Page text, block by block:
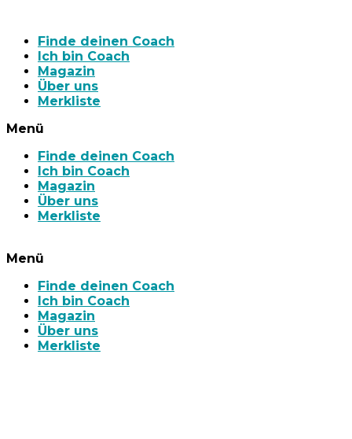
Finde deinen Coach
Ich bin Coach
Magazin
Über uns
Merkliste
Menü
Finde deinen Coach
Ich bin Coach
Magazin
Über uns
Merkliste
Menü
Finde deinen Coach
Ich bin Coach
Magazin
Über uns
Merkliste